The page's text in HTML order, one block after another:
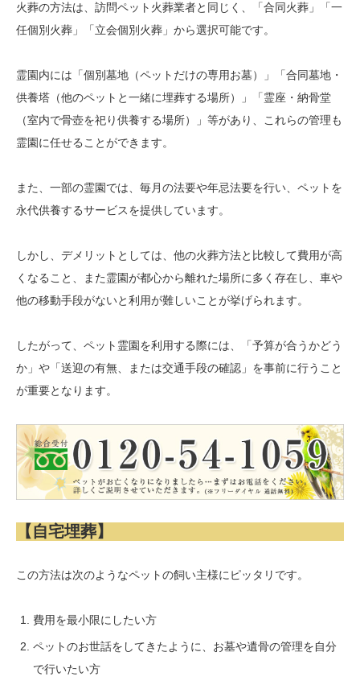
火葬の方法は、訪問ペット火葬業者と同じく、「合同火葬」「一
任個別火葬」「立会個別火葬」から選択可能です。
霊園内には「個別墓地（ペットだけの専用お墓）」「合同墓地・
供養塔（他のペットと一緒に埋葬する場所）」「霊座・納骨堂
（室内で骨壺を祀り供養する場所）」等があり、これらの管理も
霊園に任せることができます。
また、一部の霊園では、毎月の法要や年忌法要を行い、ペットを
永代供養するサービスを提供しています。
しかし、デメリットとしては、他の火葬方法と比較して費用が高
くなること、また霊園が都心から離れた場所に多く存在し、車や
他の移動手段がないと利用が難しいことが挙げられます。
したがって、ペット霊園を利用する際には、「予算が合うかどう
か」や「送迎の有無、または交通手段の確認」を事前に行うこと
が重要となります。
【自宅埋葬】
この方法は次のようなペットの飼い主様にピッタリです。
費用を最小限にしたい方
ペットのお世話をしてきたように、お墓や遺骨の管理を自分
で行いたい方